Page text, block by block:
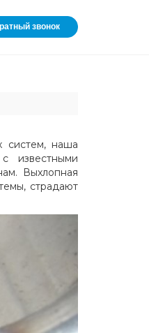
звонок
систем, наша
известными
Выхлопная
страдают